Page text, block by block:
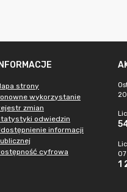
INFORMACJE
strony
wykorzystanie
zmian
odwiedzin
informacji
cyfrowa
07
1